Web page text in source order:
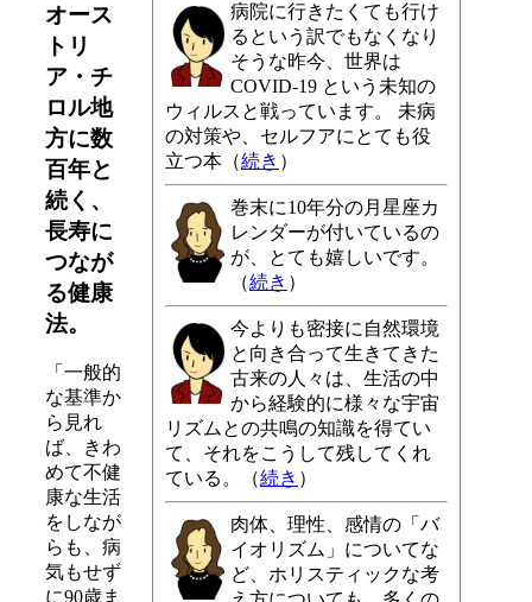
病院に行きたくても行け
るという訳でもなくなり
そうな昨今、世界は
COVID-19 という未知の
ウィルスと戦っています。 未病
の対策や、セルフアにとても役
立つ本（続き ）
巻末に10年分の月星座カ
レンダーが付いているの
が、とても嬉しいです。
（続き ）
今よりも密接に自然環境
と向き合って生きてきた
古来の人々は、生活の中
から経験的に様々な宇宙
リズムとの共鳴の知識を得てい
て、それをこうして残してくれ
ている。（続き ）
肉体、理性、感情の「バ
イオリズム」についてな
ど、ホリスティックな考
オース
トリ
ア・チ
ロル地
方に数
百年と
続く、
長寿に
つなが
る健康
法。
「一般的
な基準か
ら見れ
ば、きわ
めて不健
康な生活
をしなが
らも、病
気もせず
に90歳ま